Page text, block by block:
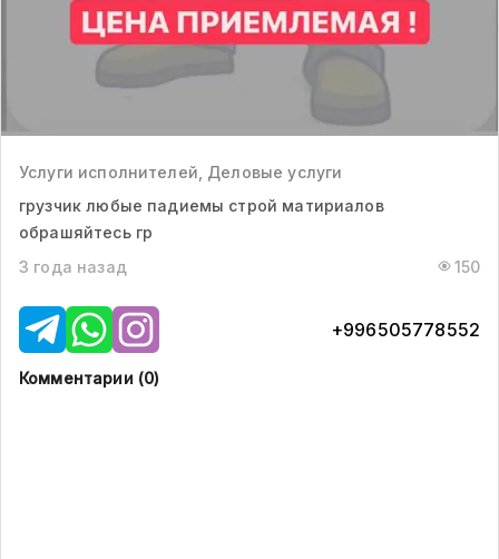
Услуги исполнителей, Деловые услуги
грузчик любые падиемы строй матириалов
обрашяйтесь гр
3 года назад
150
+996505778552
Комментарии (0)